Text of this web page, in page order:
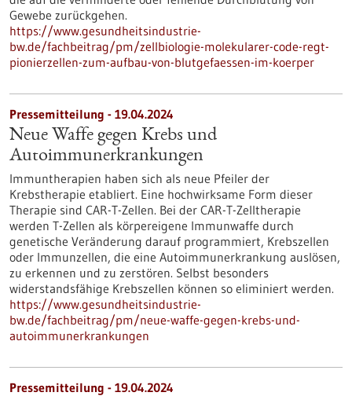
Gewebe zurückgehen.
https://www.gesundheitsindustrie-
bw.de/fachbeitrag/pm/zellbiologie-molekularer-code-regt-
pionierzellen-zum-aufbau-von-blutgefaessen-im-koerper
Pressemitteilung - 19.04.2024
Neue Waffe gegen Krebs und
Autoimmunerkrankungen
Immuntherapien haben sich als neue Pfeiler der
Krebstherapie etabliert. Eine hochwirksame Form dieser
Therapie sind CAR-T-Zellen. Bei der CAR-T-Zelltherapie
werden T-Zellen als körpereigene Immunwaffe durch
genetische Veränderung darauf programmiert, Krebszellen
oder Immunzellen, die eine Autoimmunerkrankung auslösen,
zu erkennen und zu zerstören. Selbst besonders
widerstandsfähige Krebszellen können so eliminiert werden.
https://www.gesundheitsindustrie-
bw.de/fachbeitrag/pm/neue-waffe-gegen-krebs-und-
autoimmunerkrankungen
Pressemitteilung - 19.04.2024